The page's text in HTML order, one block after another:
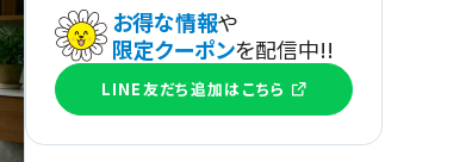
お得な情報や
限定クーポンを配信中!!
LINE友だち追加はこちら